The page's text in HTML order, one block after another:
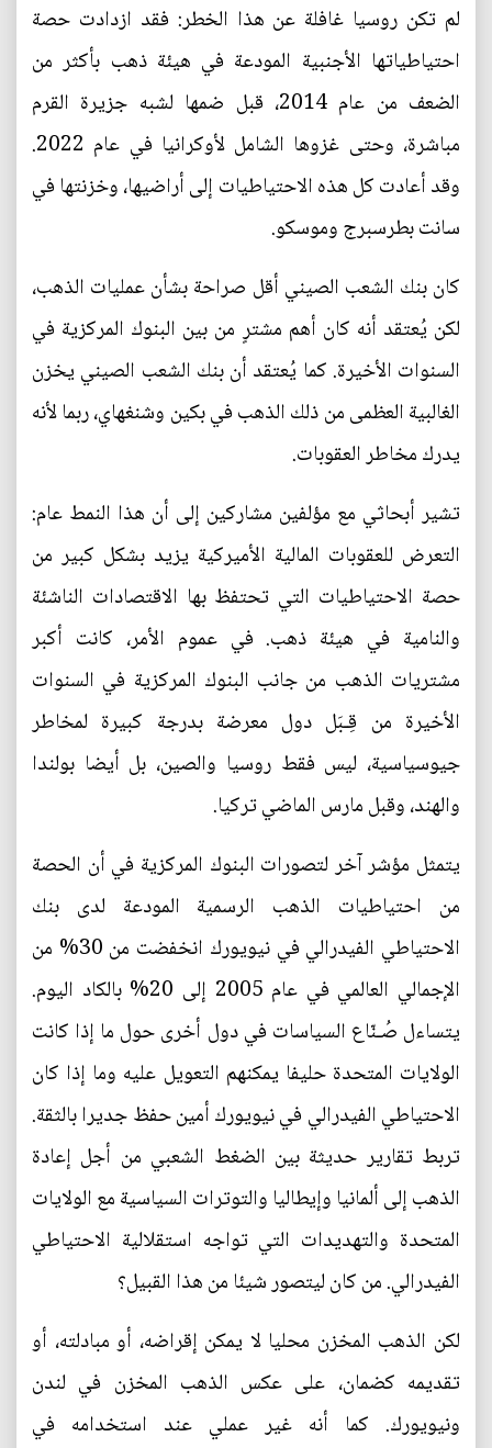
لم تكن روسيا غافلة عن هذا الخطر: فقد ازدادت حصة
احتياطياتها الأجنبية المودعة في هيئة ذهب بأكثر من
الضعف من عام 2014، قبل ضمها لشبه جزيرة القرم
مباشرة، وحتى غزوها الشامل لأوكرانيا في عام 2022.
وقد أعادت كل هذه الاحتياطيات إلى أراضيها، وخزنتها في
سانت بطرسبرج وموسكو.
كان بنك الشعب الصيني أقل صراحة بشأن عمليات الذهب،
لكن يُعتقد أنه كان أهم مشترٍ من بين البنوك المركزية في
السنوات الأخيرة. كما يُعتقد أن بنك الشعب الصيني يخزن
الغالبية العظمى من ذلك الذهب في بكين وشنغهاي، ربما لأنه
يدرك مخاطر العقوبات.
تشير أبحاثي مع مؤلفين مشاركين إلى أن هذا النمط عام:
التعرض للعقوبات المالية الأميركية يزيد بشكل كبير من
حصة الاحتياطيات التي تحتفظ بها الاقتصادات الناشئة
والنامية في هيئة ذهب. في عموم الأمر، كانت أكبر
مشتريات الذهب من جانب البنوك المركزية في السنوات
الأخيرة من قِـبَل دول معرضة بدرجة كبيرة لمخاطر
جيوسياسية، ليس فقط روسيا والصين، بل أيضا بولندا
والهند، وقبل مارس الماضي تركيا.
يتمثل مؤشر آخر لتصورات البنوك المركزية في أن الحصة
من احتياطيات الذهب الرسمية المودعة لدى بنك
الاحتياطي الفيدرالي في نيويورك انخفضت من 30% من
الإجمالي العالمي في عام 2005 إلى 20% بالكاد اليوم.
يتساءل صُـنّاع السياسات في دول أخرى حول ما إذا كانت
الولايات المتحدة حليفا يمكنهم التعويل عليه وما إذا كان
الاحتياطي الفيدرالي في نيويورك أمين حفظ جديرا بالثقة.
تربط تقارير حديثة بين الضغط الشعبي من أجل إعادة
الذهب إلى ألمانيا وإيطاليا والتوترات السياسية مع الولايات
المتحدة والتهديدات التي تواجه استقلالية الاحتياطي
الفيدرالي. من كان ليتصور شيئا من هذا القبيل؟
لكن الذهب المخزن محليا لا يمكن إقراضه، أو مبادلته، أو
تقديمه كضمان، على عكس الذهب المخزن في لندن
ونيويورك. كما أنه غير عملي عند استخدامه في